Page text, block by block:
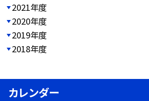
2021年度
2020年度
2019年度
2018年度
カレンダー